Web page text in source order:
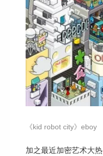
《kid robot city》eboy
加之最近加密艺术大